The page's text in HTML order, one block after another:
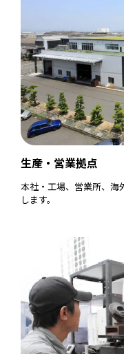
生産・営業拠点
本社・工場、営業所、海
します。